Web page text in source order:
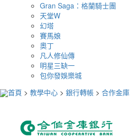
Gran Saga：格蘭騎士團
天堂W
幻塔
賽馬娘
奧丁
凡人修仙傳
明星三缺一
包你發娛樂城
首頁 > 教學中心 > 銀行轉帳 > 合作金庫